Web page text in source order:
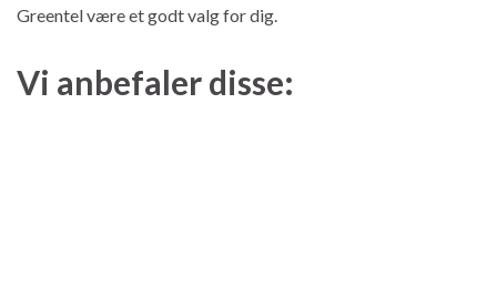
Greentel være et godt valg for dig.
Vi anbefaler disse: